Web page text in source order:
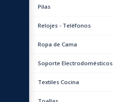
Pilas
Relojes - Teléfonos
Ropa de Cama
Soporte Electrodomésticos
Textiles Cocina